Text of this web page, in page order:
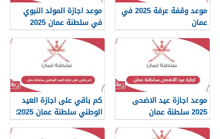
موعد وقفة عرفة 2025 في
عمان
موعد اجازة المولد النبوي
في سلطنة عمان 2025
موعد اجازة عيد الاضحى
2025 سلطنة عمان
كم باقي على اجازة العيد
الوطني سلطنة عمان 2025؛
العد التنازلي